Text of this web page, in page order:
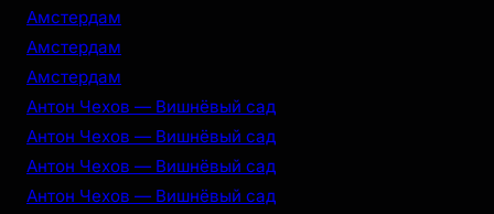
Амстердам
Амстердам
Амстердам
Антон Чехов — Вишнёвый сад
Антон Чехов — Вишнёвый сад
Антон Чехов — Вишнёвый сад
Антон Чехов — Вишнёвый сад